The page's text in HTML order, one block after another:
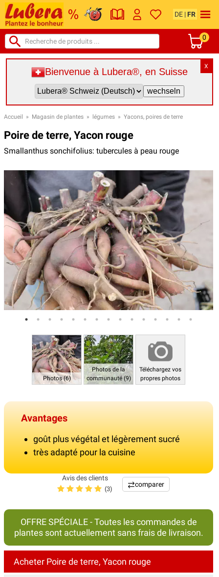
DE | FR
0
X
Bienvenue à Lubera®, en Suisse
Accueil » Magasin de plantes » légumes » Yacons, poires de terre
Poire de terre, Yacon rouge
Smallanthus sonchifolius: tubercules à peau rouge
Photos (6)
Photos de la
communauté (9)
Téléchargez vos
propres photos
Avantages
goût plus végétal et légèrement sucré
très adapté pour la cuisine
Avis des clients
(3)
comparer
OFFRE SPÉCIALE - Toutes les commandes de
plantes sont actuellement sans frais de livraison.
Acheter Poire de terre, Yacon rouge